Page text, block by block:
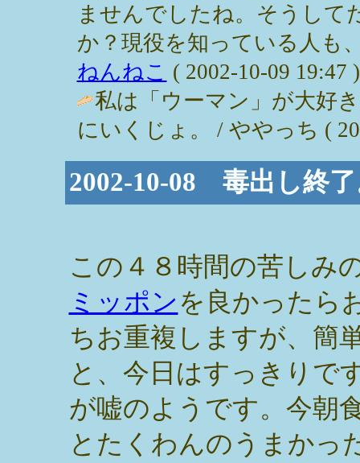
ませんでしたね。そうして
か？現役を知っている人も
ねんねこ ( 2002-10-09 19:47 )
私は「ウーマン」が大好
にいくじょ。 / ややっち (
2002-10-08 毒出し終
この４８時間の苦しみ
ミッポンを良かったら
ちお重複しますが、簡
と、今日はすっきりで
が嘘のようです。今朝
とたくわんのうまかっ